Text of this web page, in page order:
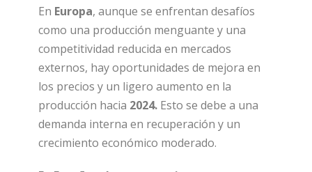
En Europa, aunque se enfrentan desafíos
como una producción menguante y una
competitividad reducida en mercados
externos, hay oportunidades de mejora en
los precios y un ligero aumento en la
producción hacia 2024. Esto se debe a una
demanda interna en recuperación y un
crecimiento económico moderado.